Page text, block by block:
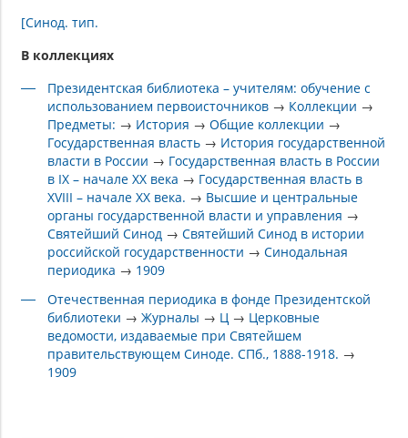
[Синод. тип.
В коллекциях
Президентская библиотека – учителям: обучение с
использованием первоисточников → Коллекции →
Предметы: → История →Общие коллекции →
Государственная власть → История государственной
власти в России → Государственная власть в России
в IX – начале XX века → Государственная власть в
XVIII – начале XX века. → Высшие и центральные
органы государственной власти и управления →
Святейший Синод →Святейший Синод в истории
российской государственности →Синодальная
периодика → 1909
Отечественная периодика в фонде Президентской
библиотеки →Журналы → Ц → Церковные
ведомости, издаваемые при Святейшем
правительствующем Синоде. СПб., 1888-1918. →
1909